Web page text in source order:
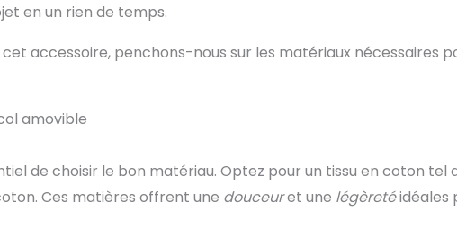
en un rien de temps.
accessoire, penchons-nous sur les matériaux nécessaires
amovible
de choisir le bon matériau. Optez pour un tissu en coton tel
Ces matières offrent une douceuret une légèretéidéales